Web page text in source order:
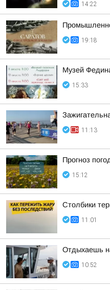
14:22
19:18
Музей
15:33
11:13
Прогноз
15:12
Столбики
11:01
Отдыхаешь
10:52